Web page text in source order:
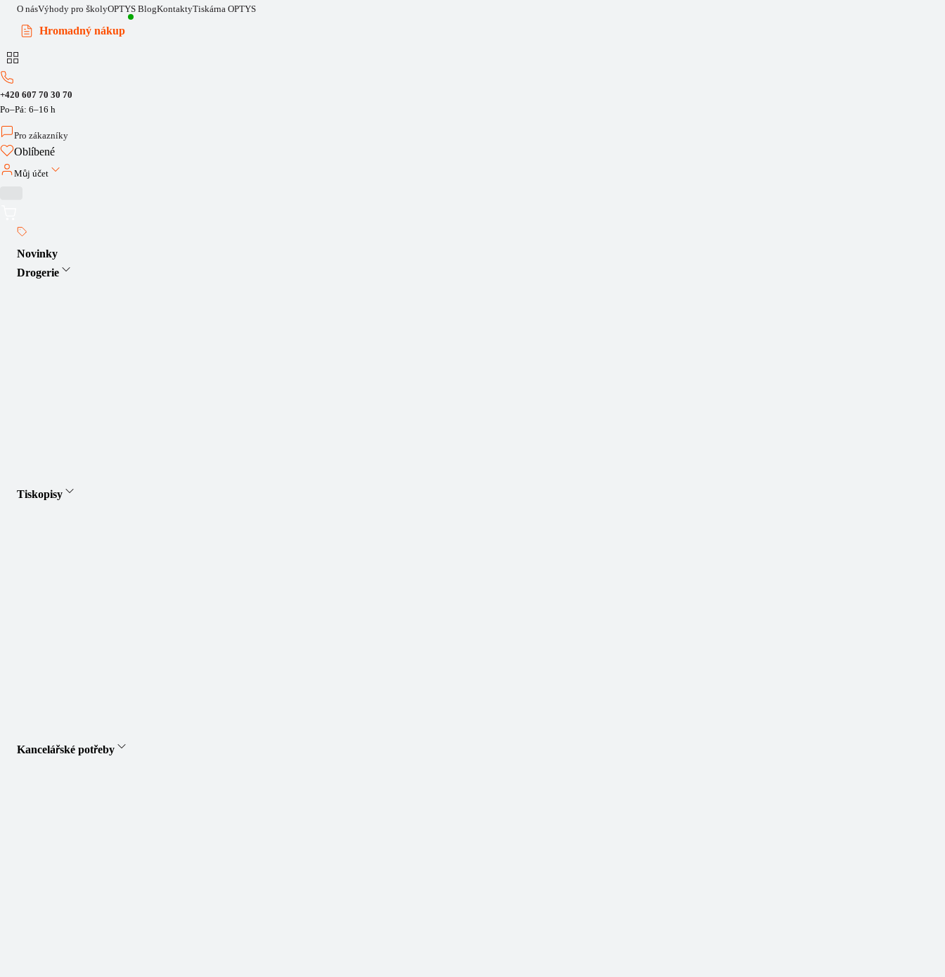
O násVýhody pro školyOPTYS BlogKontaktyTiskárna OPTYS
Hromadný nákup
+420 607 70 30 70
Po–Pá: 6–16 h
Pro zákazníky
Oblíbené
Můj účet
Novinky
Drogerie
Tiskopisy
Kancelářské potřeby